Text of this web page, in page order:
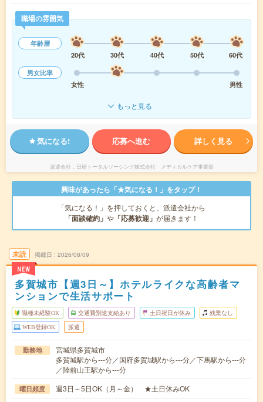
職場の雰囲気
年齢層
20代
30代 40代 50代
60代
男女比率
女性
男性
もっと見る
気になる! 応募へ進む 詳しく見る
派遣会社 日研トータルソーシング株式会社 メディカルケア事業部
興味があったら「★気になる！」をタップ！
「気になる！」を押しておくと、派遣会社から
「面談確約」 や 「応募歓迎」 が届きます！
未読
NEW
掲載日 2026/08/09
多賀城市【週3日～】ホテルライクな高齢者マ
ンションで生活サポート
職種未経験OK 交通費別途支給あり 土日祝日が休み 残業なし
WEB登録OK 派遣
勤務地
宮城県多賀城市
多賀城駅から---分／国府多賀城駅から---分／下馬駅から---分
／陸前山王駅から---分
曜日頻度 週3日～5日OK（月～金） ★土日休みOK